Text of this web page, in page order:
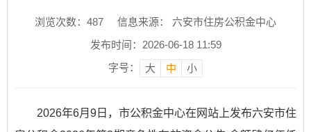
浏览次数： 487
信息来源： 六安市住房公积金中心
发布时间：2026-06-18 11:59
字号：
大 中 小
2026年6月9日，市公积金中心在网站上发布六安市住